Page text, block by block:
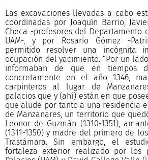
Las excavaciones llevadas a cabo
coordinadas por Joaquín Barrio,
Checa -profesores del Departamento
UAM-, y por Rosario Gómez -
permitido resolver una incógnita
ocupación del yacimiento. “Por un
informaban de que en tiempos
concretamente en el año 1346,
carpinteros al lugar de
palacios que y (ahí) están en que
que alude por tanto a una residencia
de Manzanares, un territorio que
Leonor de Guzmán (1310-1351),
(1311-1350) y madre del primero de
Trastámara. Sin embargo, el
fortaleza exterior realizado por los